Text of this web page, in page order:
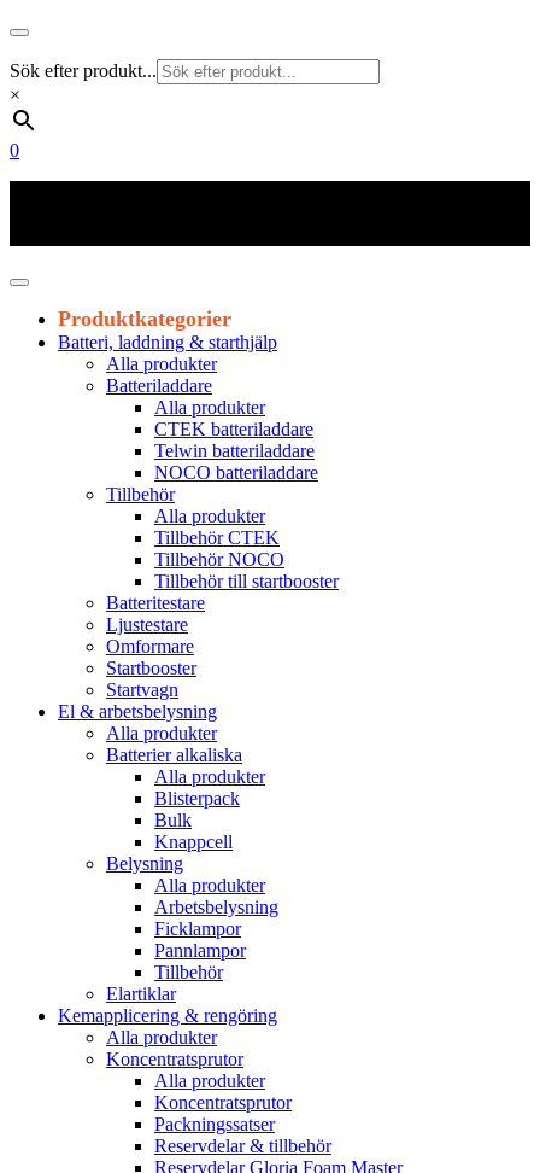
Sök efter produkt...
×
0
Produktkategorier
Batteri, laddning & starthjälp
Alla produkter
Batteriladdare
Alla produkter
CTEK batteriladdare
Telwin batteriladdare
NOCO batteriladdare
Tillbehör
Alla produkter
Tillbehör CTEK
Tillbehör NOCO
Tillbehör till startbooster
Batteritestare
Ljustestare
Omformare
Startbooster
Startvagn
El & arbetsbelysning
Alla produkter
Batterier alkaliska
Alla produkter
Blisterpack
Bulk
Knappcell
Belysning
Alla produkter
Arbetsbelysning
Ficklampor
Pannlampor
Tillbehör
Elartiklar
Kemapplicering & rengöring
Alla produkter
Koncentratsprutor
Alla produkter
Koncentratsprutor
Packningssatser
Reservdelar & tillbehör
Reservdelar Gloria Foam Master